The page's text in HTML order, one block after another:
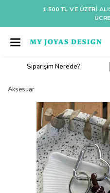
1.500 TL VE ÜZERI
Siparişim Nerede?
Aksesuar